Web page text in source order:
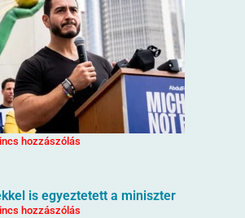
hozzászólás
is egyeztetett a miniszter
hozzászólás